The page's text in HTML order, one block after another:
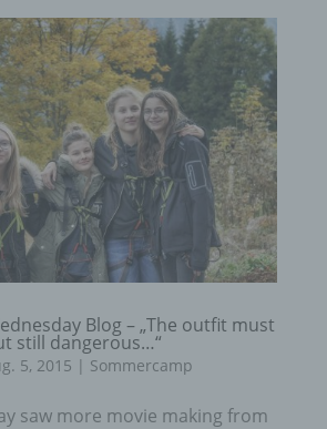
Blog – „The outfit must
still dangerous…“
5, 2015 | Sommercamp
saw more movie making from